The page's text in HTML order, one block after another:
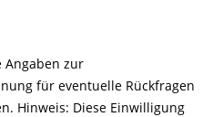
für eventuelle Rückfragen
Hinweis: Diese Einwilligung